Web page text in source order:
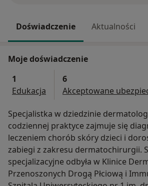
Doświadczenie Aktualności
Moje doświadczenie
1
Edukacja
6
Akceptowane
Specjalistka w dziedzinie
codziennej praktyce zajmuje się
leczeniem chorób skóry dzieci i dorosłych.
zabiegi z zakresu dermatochirurgii.
specjalizacyjne odbyła w Klinice
Przenoszonych Drogą Płciową i